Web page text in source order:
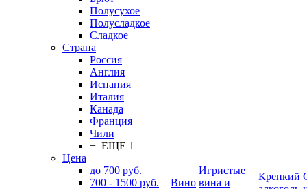
Полусухое
Полусладкое
Сладкое
Страна
Россия
Англия
Испания
Италия
Канада
Франция
Чили
+ ЕЩЕ 1
Цена
до 700 руб.
700 - 1500 руб.
Вино
Игристые
вина и
Крепкий